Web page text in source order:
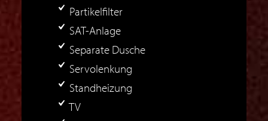
Partikelfilter
SAT-Anlage
Separate Dusche
Servolenkung
Standheizung
TV